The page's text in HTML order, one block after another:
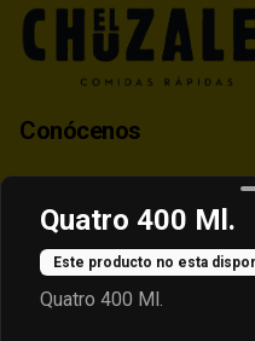
Conócenos
Despacho
Términos y condiciones
Quatro 400 Ml.
Este producto no esta
Quatro 400 Ml.